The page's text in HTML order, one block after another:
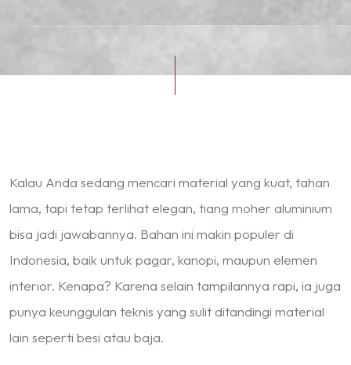
Kalau Anda sedang mencari material yang kuat, tahan
lama, tapi tetap terlihat elegan, tiang moher aluminium
bisa jadi jawabannya. Bahan ini makin populer di
Indonesia, baik untuk pagar, kanopi, maupun elemen
interior. Kenapa? Karena selain tampilannya rapi, ia juga
punya keunggulan teknis yang sulit ditandingi material
lain seperti besi atau baja.